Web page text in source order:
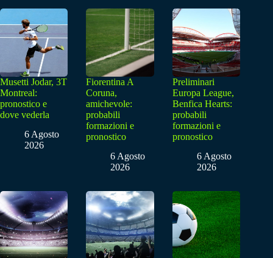
Musetti Jodar, 3T
Montreal:
pronostico e
dove vederla
6 Agosto
2026
Fiorentina A
Coruna,
amichevole:
probabili
formazioni e
pronostico
6 Agosto
2026
Preliminari
Europa League,
Benfica Hearts:
probabili
formazioni e
pronostico
6 Agosto
2026